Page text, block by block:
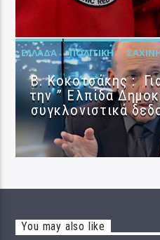
ΕΛΛΆΔΑ ΠΟΛΙΤΙΚΉ
Β. Κοκοτσάκης :
την ” Ελπίδα
συγκλονιστικά
You may also like